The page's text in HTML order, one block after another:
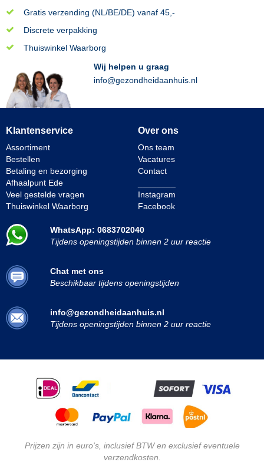
Gratis verzending (NL/BE/DE) vanaf 45,-
Discrete verpakking
Thuiswinkel Waarborg
Wij helpen u graag
info@gezondheidaanhuis.nl
Klantenservice
Assortiment
Bestellen
Betaling en bezorging
Afhaalpunt Ede
Veel gestelde vragen
Thuiswinkel Waarborg
Over ons
Ons team
Vacatures
Contact
Instagram
Facebook
WhatsApp: 0683702040
Tijdens openingstijden binnen 2 uur reactie
Chat met ons
Beschikbaar tijdens openingstijden
info@gezondheidaanhuis.nl
Tijdens openingstijden binnen 2 uur reactie
Prijzen zijn in euro's, inclusief BTW en exclusief eventuele
verzendkosten.